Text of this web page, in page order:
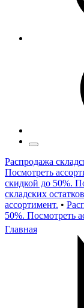
Распродажа
Посмотреть
скидкой до 50%.
складских
ассортимент. •
50%. Посмотреть
Главная